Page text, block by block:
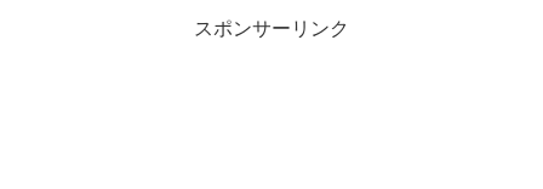
スポンサーリンク